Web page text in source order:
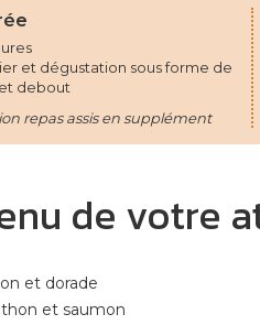
et dégustation sous forme de
debout
repas assis en supplément
de votre
et dorade
et saumon